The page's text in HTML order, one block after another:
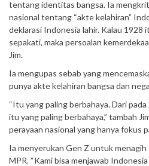
tentang identitas bangsa. Ia
nasional tentang “akte kelahiran”
deklarasi Indonesia lahir. Kalau
sepakati, maka persoalan
Jim.
Ia mengupas sebab yang
punya akte kelahiran bangsa dan
“Itu yang paling berbahaya. Dari
itu yang paling berbahaya,” tambah
perayaan nasional yang hanya fokus
Ia menyerukan Gen Z untuk
MPR. “Kami bisa menjawab